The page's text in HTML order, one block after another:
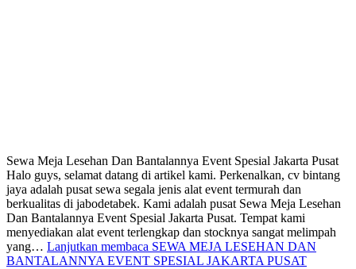
Sewa Meja Lesehan Dan Bantalannya Event Spesial Jakarta Pusat
Halo guys, selamat datang di artikel kami. Perkenalkan, cv bintang
jaya adalah pusat sewa segala jenis alat event termurah dan
berkualitas di jabodetabek. Kami adalah pusat Sewa Meja Lesehan
Dan Bantalannya Event Spesial Jakarta Pusat. Tempat kami
menyediakan alat event terlengkap dan stocknya sangat melimpah
yang… Lanjutkan membaca SEWA MEJA LESEHAN DAN
BANTALANNYA EVENT SPESIAL JAKARTA PUSAT